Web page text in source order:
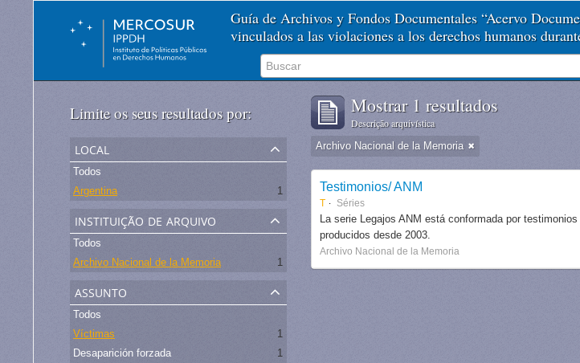
Guía de Archivos y Fondos Documentales “Acervo
vinculados a las violaciones a los derechos humanos
Limite os seus resultados por:
local
Todos
Argentina
1
instituição de arquivo
Todos
Archivo Nacional de la Memoria
1
assunto
Todos
Víctimas
1
Desaparición forzada
1
Mostrar 1 resultados
Descrição arquivística
Archivo Nacional de la Memoria
Testimonios/ ANM
T Séries
La serie Legajos ANM está conformada por
producidos desde 2003.
Archivo Nacional de la Memoria